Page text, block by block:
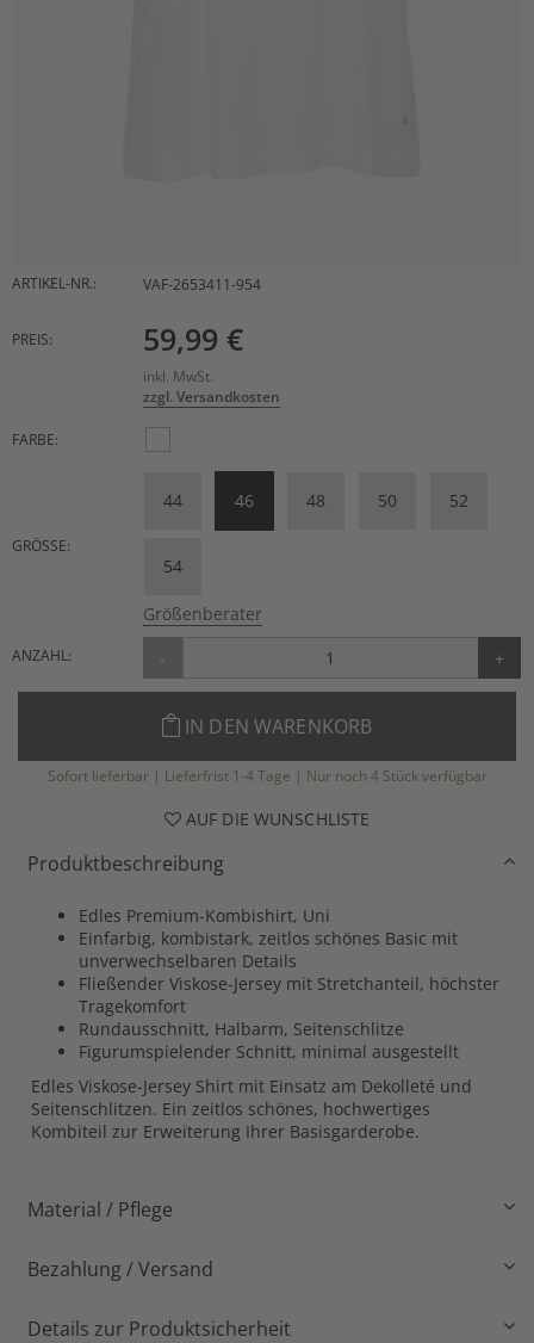
ARTIKEL-NR.: VAF-2653411-954
PREIS: 59,99 €
inkl. MwSt.
zzgl. Versandkosten
FARBE:
GRÖSSE:
44 46 48 50 52
54
Größenberater
ANZAHL: - +
IN DEN WARENKORB
Sofort lieferbar | Lieferfrist 1-4 Tage | Nur noch 4 Stück verfügbar
AUF DIE WUNSCHLISTE
Produktbeschreibung
Edles Premium-Kombishirt, Uni
Einfarbig, kombistark, zeitlos schönes Basic mit
unverwechselbaren Details
Fließender Viskose-Jersey mit Stretchanteil, höchster
Tragekomfort
Rundausschnitt, Halbarm, Seitenschlitze
Figurumspielender Schnitt, minimal ausgestellt
Edles Viskose-Jersey Shirt mit Einsatz am Dekolleté und
Seitenschlitzen. Ein zeitlos schönes, hochwertiges
Kombiteil zur Erweiterung Ihrer Basisgarderobe.
Material / Pflege
Bezahlung / Versand
Details zur Produktsicherheit